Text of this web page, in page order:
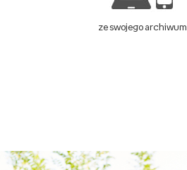
ze swojego archiwum